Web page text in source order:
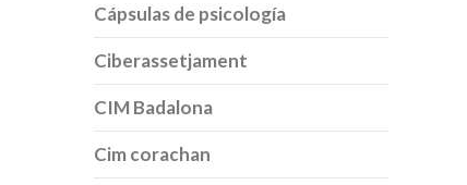
Cápsulas de psicología
Ciberassetjament
CIM Badalona
Cim corachan